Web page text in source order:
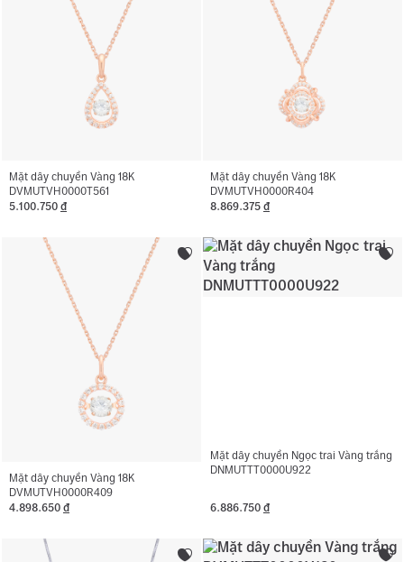
Mặt dây chuyền Vàng 18K
DVMUTVH0000T561
5.100.750 đ
Mặt dây chuyền Vàng 18K
DVMUTVH0000R404
8.869.375 đ
Mặt dây chuyền Vàng 18K
DVMUTVH0000R409
4.898.650 đ
Mặt dây chuyền Ngọc trai Vàng trắng
DNMUTTT0000U922
6.886.750 đ